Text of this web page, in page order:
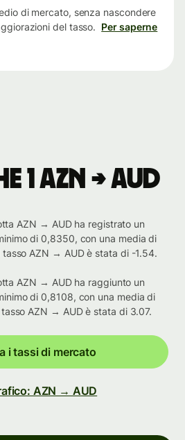
di mercato, senza nascondere
del tasso. Per saperne
1 AZN → AUD
AZN → AUD ha registrato un
di 0,8350, con una media di
AZN → AUD è stata di -1.54.
AZN → AUD ha raggiunto un
di 0,8108, con una media di
AZN → AUD è stata di 3.07.
i tassi di mercato
AZN → AUD